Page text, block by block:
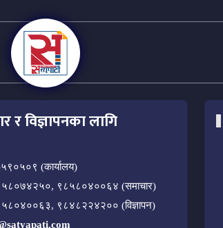
र विज्ञापनका लागि
(कार्यालय)
९८५८०४००६४ (समाचार)
९८४८२२४२०० (विज्ञापन)